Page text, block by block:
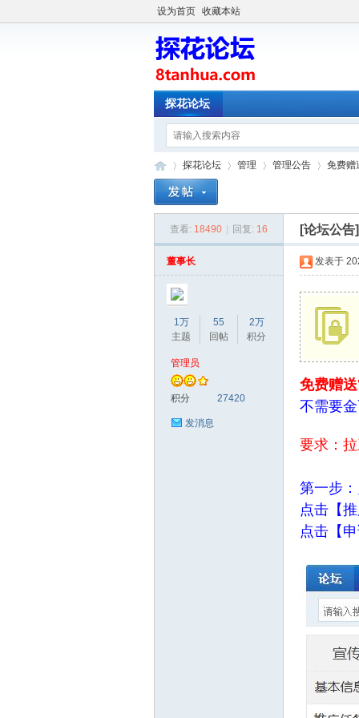
设为首页 收藏本站
探花论坛
»
探花论坛 管理
›
管理公告
›
免费赠
查看: 18490 回复: 16 [论坛公
董事长
1万
主题
55
回帖
2万
积分
管理员
积分 27420
发消息
发表于
免费赠
不需要
要求：
第一步
点击【
点击【